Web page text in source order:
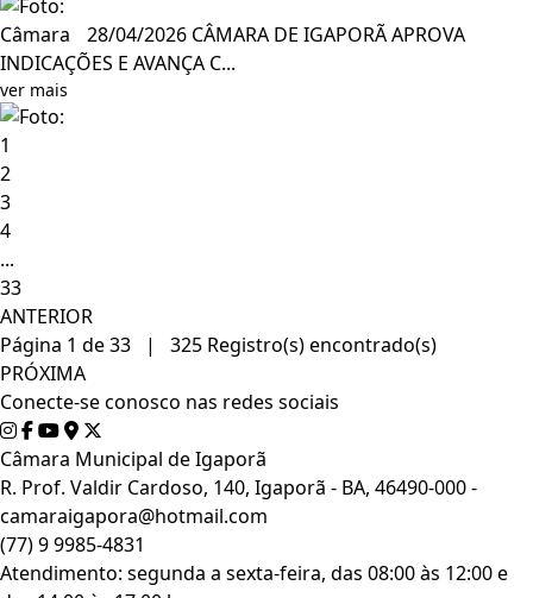
Câmara 28/04/2026 CÂMARA DE IGAPORÃ APROVA
INDICAÇÕES E AVANÇA C...
ver mais
1
2
3
4
...
33
ANTERIOR
Página 1 de 33 | 325 Registro(s) encontrado(s)
PRÓXIMA
Conecte-se conosco nas redes sociais
Câmara Municipal de Igaporã
R. Prof. Valdir Cardoso, 140, Igaporã - BA, 46490-000 -
camaraigapora@hotmail.com
(77) 9 9985-4831
Atendimento: segunda a sexta-feira, das 08:00 às 12:00 e